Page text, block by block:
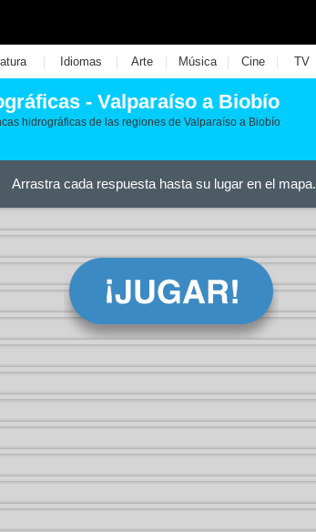
| Idiomas | Arte | Música | Cine | TV
- Valparaíso a Biobío
hidrográficas de las regiones de Valparaíso a Biobío
Arrastra cada respuesta hasta su lugar en el mapa.